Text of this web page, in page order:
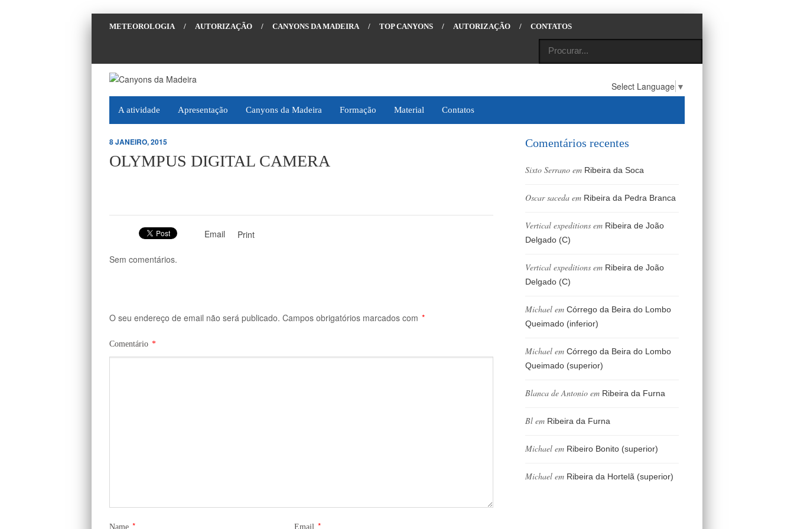
METEOROLOGIA / AUTORIZAÇÃO / CANYONS DA MADEIRA / TOP CANYONS / AUTORIZAÇÃO / CONTATOS
Select Language ▼
A atividade Apresentação Canyons da Madeira Formação Material Contatos
8 JANEIRO, 2015
OLYMPUS DIGITAL CAMERA
Email Print
Sem comentários.
O seu endereço de email não será publicado. Campos obrigatórios marcados com *
Comentário *
Name * Email *
Comentários recentes
Sixto Serrano em Ribeira da Soca
Oscar saceda em Ribeira da Pedra Branca
Vertical expeditions em Ribeira de João
Delgado (C)
Vertical expeditions em Ribeira de João
Delgado (C)
Michael em Córrego da Beira do Lombo
Queimado (inferior)
Michael em Córrego da Beira do Lombo
Queimado (superior)
Blanca de Antonio em Ribeira da Furna
Bl em Ribeira da Furna
Michael em Ribeiro Bonito (superior)
Michael em Ribeira da Hortelã (superior)